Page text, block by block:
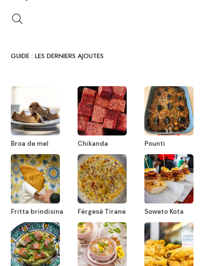
GUIDE : LES DERNIERS AJOUTES
Broa de mel Chikanda Pounti
Fritta brindisina Fërgesë Tirane Soweto Kota